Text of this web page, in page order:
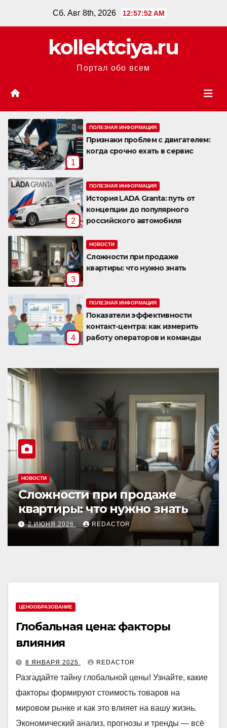
Сб. Авг 8th, 2026 12:57:53 AM
kollektciya.ru
Портал обо всем
1
ПОЛЕЗНАЯ ИНФОРМАЦИЯ
Признаки проблем с двигателем:
когда срочно ехать в сервис
2
ПОЛЕЗНАЯ ИНФОРМАЦИЯ
История LADA Granta: путь от
концепции до популярного
российского автомобиля
3
НОВОСТИ
Сложности при продаже
квартиры: что нужно знать
4
ПОЛЕЗНАЯ ИНФОРМАЦИЯ
Показатели эффективности
контакт-центра: как измерить
работу операторов и команды
НОВОСТИ
Сложности при продаже
квартиры: что нужно знать
2 ИЮНЯ 2026 REDACTOR
ЦЕНООБРАЗОВАНИЕ
Глобальная цена: факторы
влияния
8 ЯНВАРЯ 2025 REDACTOR
Разгадайте тайну глобальной цены! Узнайте, какие
факторы формируют стоимость товаров на
мировом рынке и как это влияет на вашу жизнь.
Экономический анализ, прогнозы и тренды — всё